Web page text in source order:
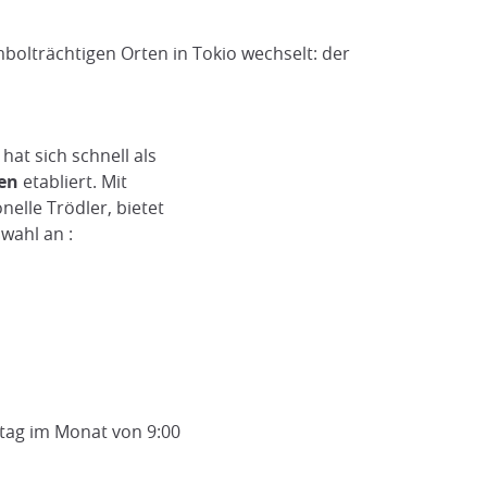
Orten in Tokio wechselt: der
sich schnell als
etabliert. Mit
Trödler, bietet
an :
im Monat von 9:00